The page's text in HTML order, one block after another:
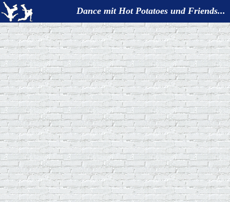
Dance mit Hot Potatoes und Friends...